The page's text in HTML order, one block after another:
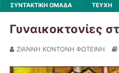
ΣΥΝΤΑΚΤΙΚΗ ΟΜΑΔΑ
ΤΕΥΧΗ
Γυναικοκτονίες
ΖΙΑΝΝΗ ΚΟΝΤΟΝΗ ΦΩΤΕΙΝΗ